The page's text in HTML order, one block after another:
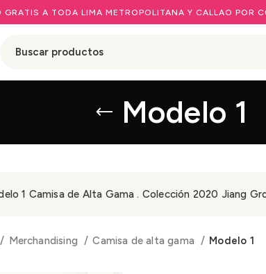
GRATIS A TODA LIMA METROPOLITANA Y CALLAO POR
Modelo 1
1 Camisa de Alta Gama . Colección 2020 Jiang
Merchandising Camisa de alta gama Modelo 1